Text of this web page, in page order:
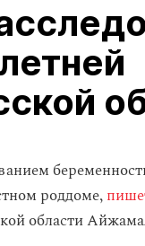
роддоме,
области